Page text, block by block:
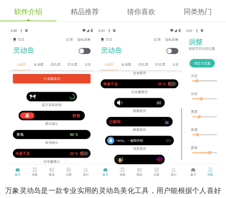
软件介绍 精品推荐 猜你喜欢 同类热门
万象灵动岛是一款专业实用的灵动岛美化工具，用户能根据个人喜好